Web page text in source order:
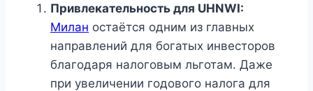
Привлекательность для UHNWI:
Милан остаётся одним из главных
направлений для богатых инвесторов
благодаря налоговым льготам. Даже
при увеличении годового налога для